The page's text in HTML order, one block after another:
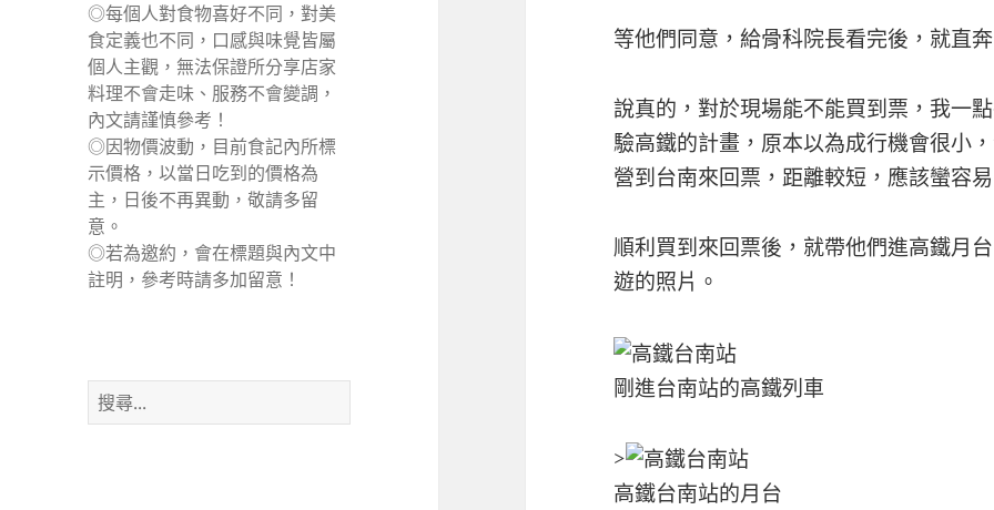
◎每個人對食物喜好不同，對美
食定義也不同，口感與味覺皆屬
個人主觀，無法保證所分享店家
料理不會走味、服務不會變調，
內文請謹慎參考！
◎因物價波動，目前食記內所標
示價格，以當日吃到的價格為
主，日後不再異動，敬請多留
意。
◎若為邀約，會在標題與內文中
註明，參考時請多加留意！
搜
尋
等他們同意，給骨科院長看完後，就直
說真的，對於現場能不能買到票，我一
驗高鐵的計畫，原本以為成行機會很小
營到台南來回票，距離較短，應該蠻容
順利買到來回票後，就帶他們進高鐵月
遊的照片。
剛進台南站的高鐵列車
>
高鐵台南站的月台